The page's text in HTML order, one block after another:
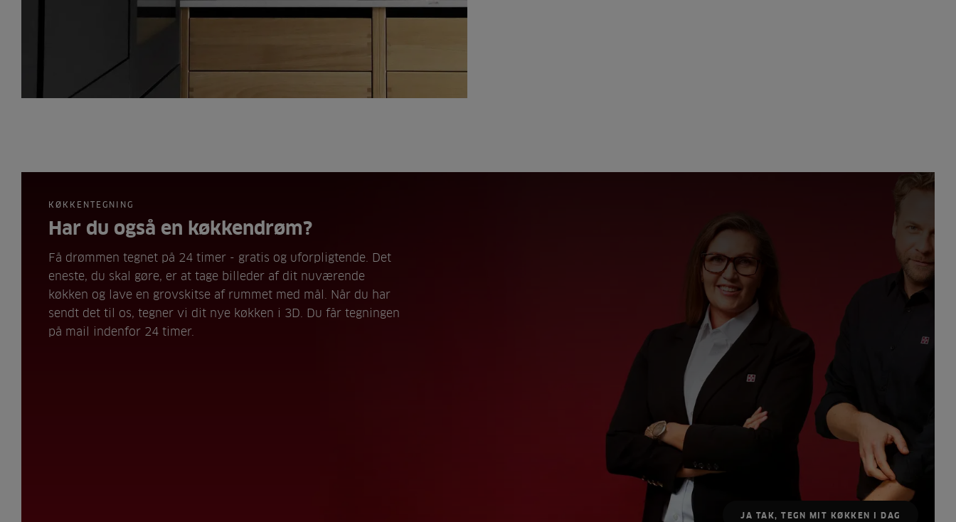
KØKKENTEGNING
Har du også en køkkendrøm?
Få drømmen tegnet på 24 timer - gratis og uforpligtende. Det
eneste, du skal gøre, er at tage billeder af dit nuværende
køkken og lave en grovskitse af rummet med mål. Når du har
sendt det til os, tegner vi dit nye køkken i 3D. Du får tegningen
på mail indenfor 24 timer.
JA TAK, TEGN MIT KØKKEN I DAG